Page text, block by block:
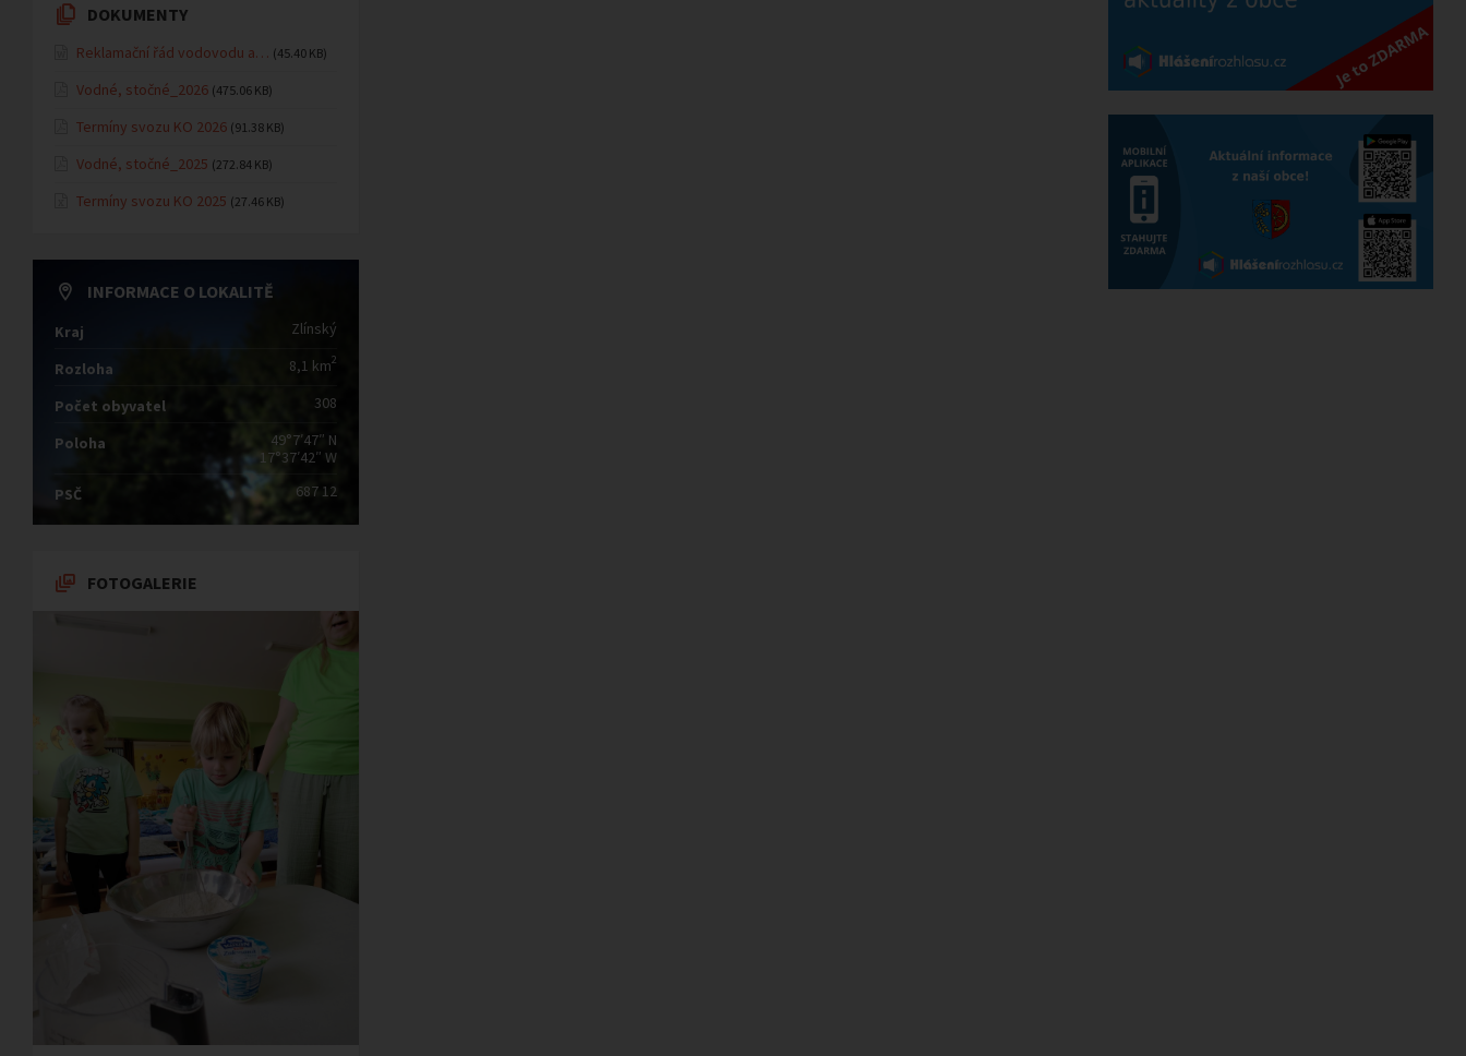
DOKUMENTY
Reklamační řád vodovodu a… (45.40 KB)
Vodné, stočné_2026 (475.06 KB)
Termíny svozu KO 2026 (91.38 KB)
Vodné, stočné_2025 (272.84 KB)
Termíny svozu KO 2025 (27.46 KB)
INFORMACE O LOKALITĚ
Kraj Zlínský
Rozloha 8,1 km2
Počet obyvatel 308
Poloha
49°7′47″ N
17°37′42″ W
PSČ
687 12
FOTOGALERIE